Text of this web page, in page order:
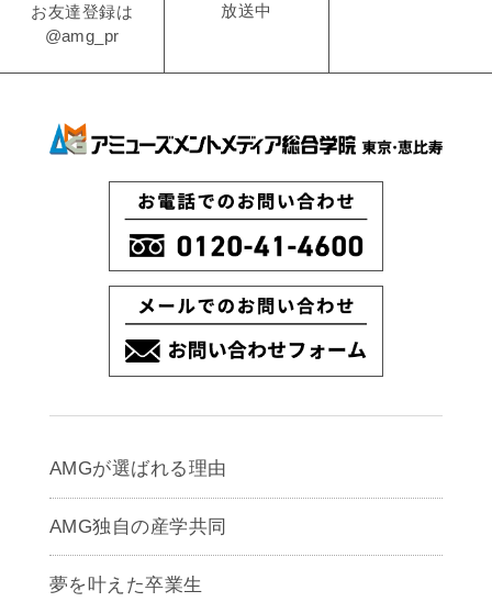
お友達登録は
@amg_pr
放送中
AMGが選ばれる理由
AMG独自の産学共同
夢を叶えた卒業生